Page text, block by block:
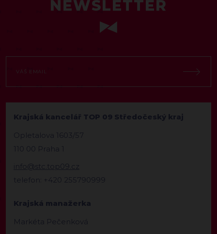
NEWSLETTER
Krajská kancelář TOP 09 Středočeský kraj
Opletalova 1603/57
110 00 Praha 1
info@stc.top09.cz
telefon: +420 255790999
Krajská manažerka
Markéta Pečenková